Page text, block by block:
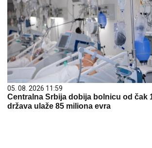
05. 08. 2026 11:59
Centralna Srbija dobija bolnicu od čak
država ulaže 85 miliona evra